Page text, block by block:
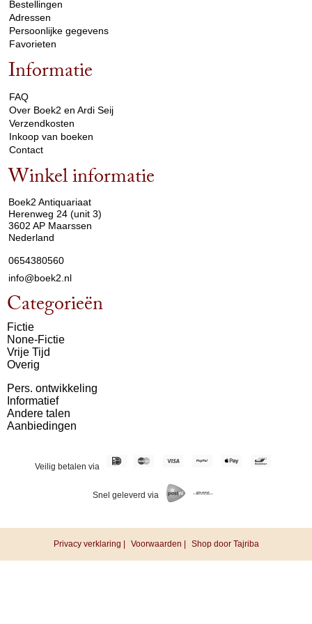
Bestellingen
Adressen
Persoonlijke gegevens
Favorieten
Informatie
FAQ
Over Boek2 en Ardi Seij
Verzendkosten
Inkoop van boeken
Contact
Winkel informatie
Boek2 Antiquariaat
Herenweg 24 (unit 3)
3602 AP Maarssen
Nederland
0654380560
info@boek2.nl
Categorieën
Fictie
None-Fictie
Vrije Tijd
Overig
Pers. ontwikkeling
Informatief
Andere talen
Aanbiedingen
Veilig betalen via
Snel geleverd via
Privacy verklaring | Voorwaarden | Shop door Tajriba